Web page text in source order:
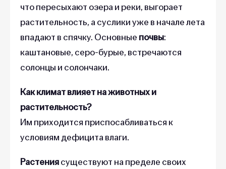
что пересыхают озера и реки, выгорает
растительность, а суслики уже в начале лета
впадают в спячку. Основные почвы:
каштановые, серо-бурые, встречаются
солонцы и солончаки.
Как климат влияет на животных и
растительность?
Им приходится приспосабливаться к
условиям дефицита влаги.
Растениясуществуют на пределе своих